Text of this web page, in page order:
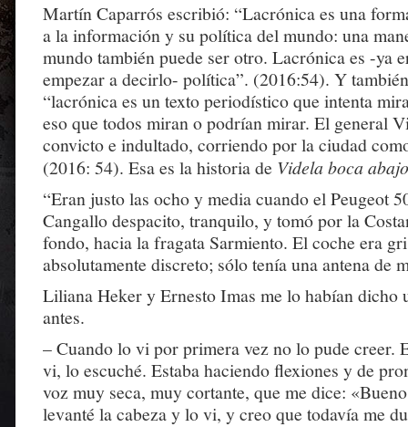
Martín Caparrós escribió: “Lacrónica es una
a la información y su política del mundo: una
mundo también puede ser otro. Lacrónica es -ya
empezar a decirlo- política”. (2016:54). Y
“lacrónica es un texto periodístico que intenta
eso que todos miran o podrían mirar. El general
convicto e indultado, corriendo por la ciudad
(2016: 54). Esa es la historia de Videla boca abajo
“Eran justo las ocho y media cuando el Peugeot
Cangallo despacito, tranquilo, y tomó por la
fondo, hacia la fragata Sarmiento. El coche era
absolutamente discreto; sólo tenía una antena de
Liliana Heker y Ernesto Imas me lo habían dicho
antes.
– Cuando lo vi por primera vez no lo pude creer.
vi, lo escuché. Estaba haciendo flexiones y de
voz muy seca, muy cortante, que me dice:
levanté la cabeza y lo vi, y creo que todavía me